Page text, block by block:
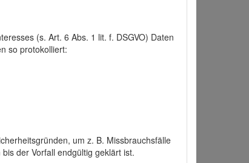
(s. Art. 6 Abs. 1 lit. f. DSGVO) Daten
so protokolliert:
um z. B. Missbrauchsfälle
der Vorfall endgültig geklärt ist.